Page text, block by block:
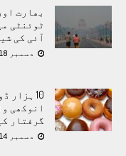
بھارت
ٹوئنٹی
آئی کی
دسمبر 18, 2025
10
انوکھی
گرفتار
دسمبر 14, 2023